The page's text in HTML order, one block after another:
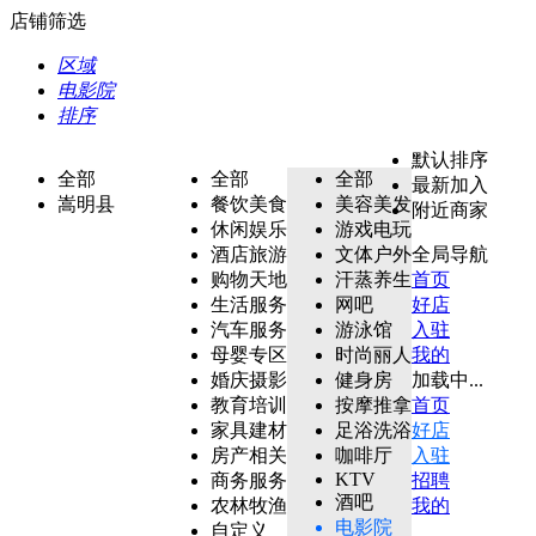
店铺筛选
区域
电影院
排序
全部
嵩明县
全部
餐饮美食
休闲娱乐
酒店旅游
购物天地
生活服务
汽车服务
母婴专区
婚庆摄影
教育培训
家具建材
房产相关
商务服务
农林牧渔
自定义
全部
美容美发
游戏电玩
文体户外
汗蒸养生
网吧
游泳馆
时尚丽人
健身房
按摩推拿
足浴洗浴
咖啡厅
KTV
酒吧
电影院
默认排序
最新加入
附近商家
全局导航
首页
好店
入驻
我的
加载中...
首页
好店
入驻
招聘
我的